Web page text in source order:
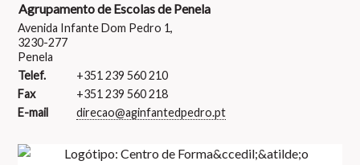
Agrupamento de Escolas de Penela
Avenida Infante Dom Pedro 1,
3230-277
Penela
Telef.
+351 239 560 210
Fax
+351 239 560 218
E-mail
direcao@aginfantedpedro.pt